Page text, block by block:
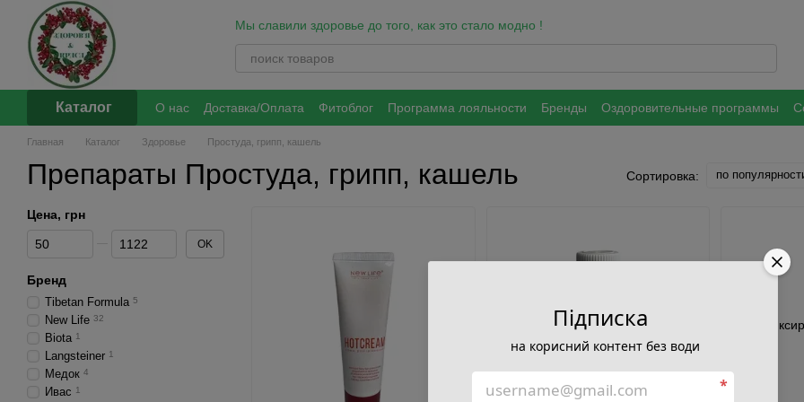
Перейти к основному контенту
Мы славили здоровье до того, как это стало модно !
Каталог О нас Доставка/Оплата Фитоблог Программа лояльности Бренды Оздоровительные программы
Контакты
Обмен и возврат Политика обработки и защиты персональных данных
Главная Каталог Здоровье Простуда, грипп, кашель
Препараты Простуда, грипп, кашель Сортировка: по
Цена, грн
От Цена, грн
До Цена, грн OK
Бренд
Tibetan Formula 5
New Life 32
Biota 1
Langsteiner 1
Медок 4
Ивас 1
Підписка
на корисний контент без води
*